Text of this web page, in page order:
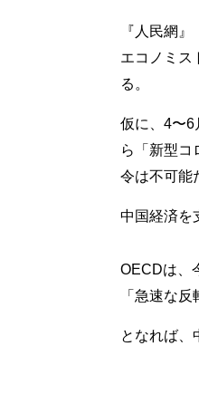
『人民網
エコノミス
る。
仮に、4〜6
ら「新型コ
令は不可能
中国経済を
OECDは、
「急速な
となれば、